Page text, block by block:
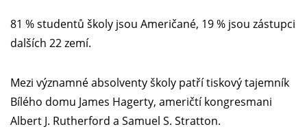
81 % studentů školy jsou Američané, 19 % jsou zástupci
dalších 22 zemí.
Mezi významné absolventy školy patří tiskový tajemník
Bílého domu James Hagerty, američtí kongresmani
Albert J. Rutherford a Samuel S. Stratton.